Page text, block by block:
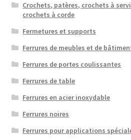
Crochets, patères, crochets à
crochets à corde
Fermetures et supports
Ferrures de meubles et de
Ferrures de portes coulissantes
Ferrures de table
Ferrures en acier inoxydable
Ferrures noires
Ferrures pour applications